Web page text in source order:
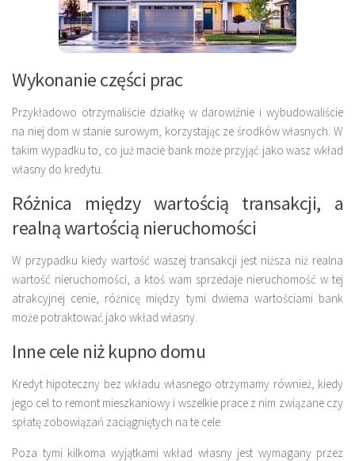
Wykonanie części prac
Przykładowo otrzymaliście działkę w darowiźnie i wybudowaliście
na niej dom w stanie surowym, korzystając ze środków własnych. W
takim wypadku to, co już macie bank może przyjąć jako wasz wkład
własny do kredytu.
Różnica między wartością transakcji, a
realną wartością nieruchomości
W przypadku kiedy wartość waszej transakcji jest niższa niż realna
wartość nieruchomości, a ktoś wam sprzedaje nieruchomość w tej
atrakcyjnej cenie, różnicę między tymi dwiema wartościami bank
może potraktować jako wkład własny.
Inne cele niż kupno domu
Kredyt hipoteczny bez wkładu własnego otrzymamy również, kiedy
jego cel to remont mieszkaniowy i wszelkie prace z nim związane czy
spłatę zobowiązań zaciągniętych na te cele.
Poza tymi kilkoma wyjątkami wkład własny jest wymagany przez